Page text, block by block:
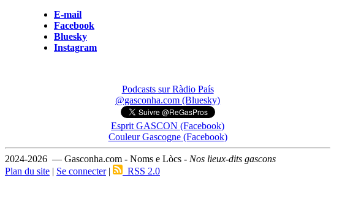
E-mail
Facebook
Bluesky
Instagram
Podcasts sur Ràdio País
@gasconha.com (Bluesky)
Esprit GASCON (Facebook)
Couleur Gascogne (Facebook)
2024-2026 — Gasconha.com - Noms e Lòcs - Nos lieux-dits gascons
Plan du site | Se connecter| RSS 2.0